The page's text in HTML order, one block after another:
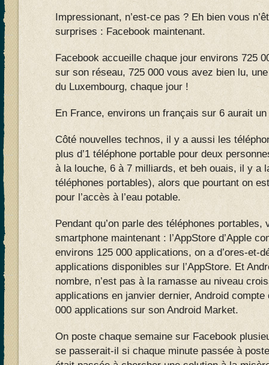
Impressionant, n’est-ce pas ? Eh bien vous
surprises : Facebook maintenant.
Facebook accueille chaque jour environs 725
sur son réseau, 725 000 vous avez bien lu,
du Luxembourg, chaque jour !
En France, environs un français sur 6 aurait
Côté nouvelles technos, il y a aussi les
plus d’1 téléphone portable pour deux
à la louche, 6 à 7 milliards, et beh ouais, il y a
téléphones portables), alors que pourtant on
pour l’accès à l’eau potable.
Pendant qu’on parle des téléphones portables,
smartphone maintenant : l’AppStore d’Apple
environs 125 000 applications, on a d’ores-et-
applications disponibles sur l’AppStore. Et
nombre, n’est pas à la ramasse au niveau
applications en janvier dernier, Android
000 applications sur son Android Market.
On poste chaque semaine sur Facebook
se passerait-il si chaque minute passée à